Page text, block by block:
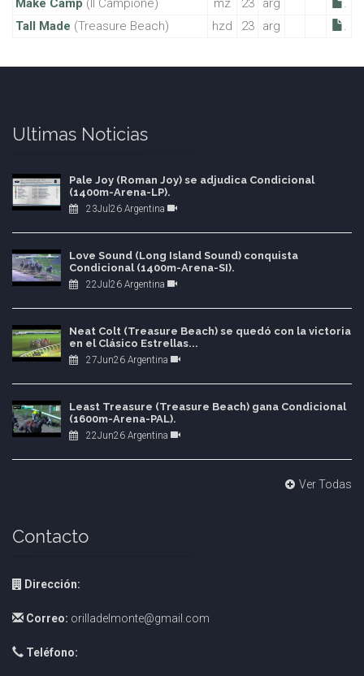
Make Camp (Il Campione) mz 23 arg
.
Tall Made (Treasure Beach) hzd 23 arg .
Ultimas Noticias
Pale Joy (Roman Joy) se adjudica Condicional
(1400m-Arena-LP).
23Jul26 Argentina
Love Sound (Long Island Sound) conquista
Condicional (1400m-Arena-SI).
22Jul26 Argentina
Neat Colt (Treasure Beach) se quedó con la victoria
en el Clásico Estrellas...
27Jun26 Argentina
Least Treasure (Treasure Beach) gana Condicional
(1600m-Arena-PAL).
22Jun26 Argentina
Ver Todas
Contacto
Dirección:
Correo: orilladelmonte@gmail.com
Teléfono: